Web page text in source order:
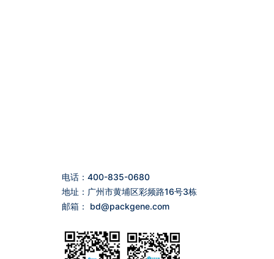
电话：400-835-0680
地址：广州市黄埔区彩频路16号3栋
邮箱：
bd@packgene.com